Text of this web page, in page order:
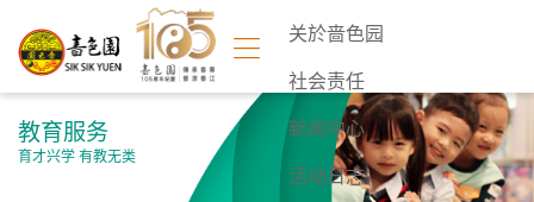
关於啬色园
社会责任
新闻中心
活动日志
教育服务
育才兴学 有教无类